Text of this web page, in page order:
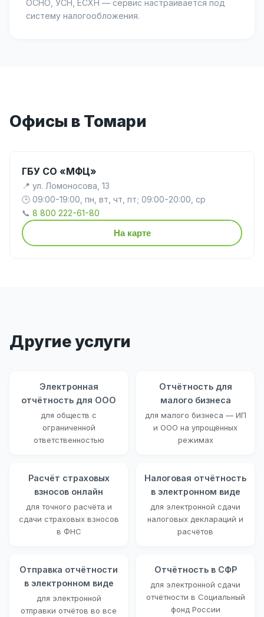
ОСНО, УСН, ЕСХН — сервис настраивается под
систему налогообложения.
Офисы в Томари
ГБУ СО «МФЦ»
📍 ул. Ломоносова, 13
🕒 09:00-19:00, пн, вт, чт, пт; 09:00-20:00, ср
📞 8 800 222-61-80
На карте
Другие услуги
Электронная
отчётность для ООО
для обществ с
ограниченной
ответственностью
Отчётность для
малого бизнеса
для малого бизнеса — ИП
и ООО на упрощённых
режимах
Расчёт страховых
взносов онлайн
для точного расчёта и
сдачи страховых взносов
в ФНС
Налоговая отчётность
в электронном виде
для электронной сдачи
налоговых деклараций и
расчётов
Отправка отчётности
в электронном виде
для электронной
отправки отчётов во все
Отчётность в СФР
для электронной сдачи
отчётности в Социальный
фонд России